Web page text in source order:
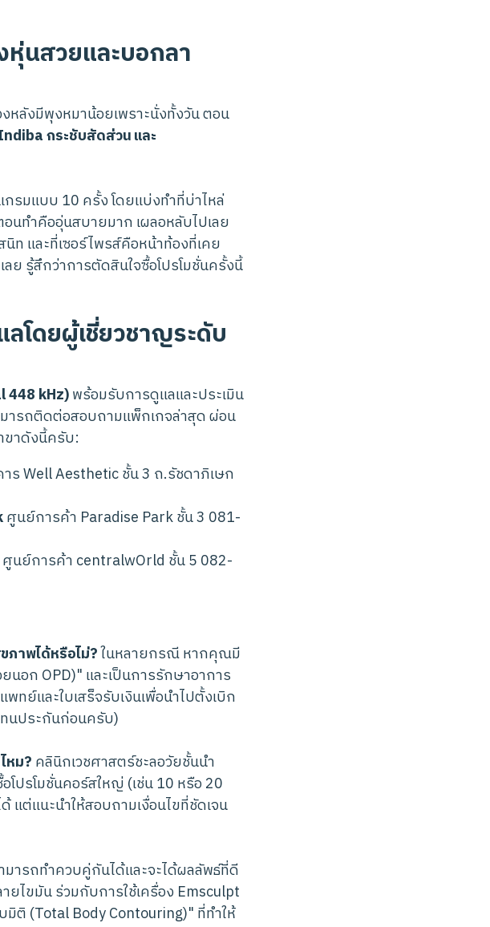
นสวยและบอกลา
หลังมีพุงหมาน้อยเพราะนั่งทั้งวัน ตอน
กระชับสัดส่วน และ
รมแบบ 10 ครั้ง โดยแบ่งทำที่บ่าไหล่
นทำคืออุ่นสบายมาก เผลอหลับไปเลย
ท และที่เซอร์ไพรส์คือหน้าท้องที่เคย
ย รู้สึกว่าการตัดสินใจซื้อโปรโมชั่นครั้งนี้
โดยผู้เชี่ยวชาญระดับ
448 kHz)พร้อมรับการดูแลและประเมิน
ารถติดต่อสอบถามแพ็กเกจล่าสุด ผ่อน
ขาดังนี้ครับ:
ร Well Aesthetic ชั้น 3 ถ.รัชดาภิเษก
ศูนย์การค้า Paradise Park ชั้น 3 081-
ศูนย์การค้า centralwOrld ชั้น 5 082-
าพได้หรือไม่?ในหลายกรณี หากคุณมี
ก OPD)" และเป็นการรักษาอาการ
ย์และใบเสร็จรับเงินเพื่อนำไปตั้งเบิก
นประกันก่อนครับ)
หม? คลินิกเวชศาสตร์ชะลอวัยชั้นนำ
รโมชั่นคอร์สใหญ่ (เช่น 10 หรือ 20
แต่แนะนำให้สอบถามเงื่อนไขที่ชัดเจน
มารถทำควบคู่กันได้และจะได้ผลลัพธ์ที่ดี
ยไขมัน ร่วมกับการใช้เครื่อง Emsculpt
ติ (Total Body Contouring)" ที่ทำให้